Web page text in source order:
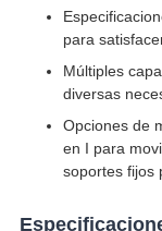
para
Múltiples
diversas
Opciones de
en I para
soportes fijos